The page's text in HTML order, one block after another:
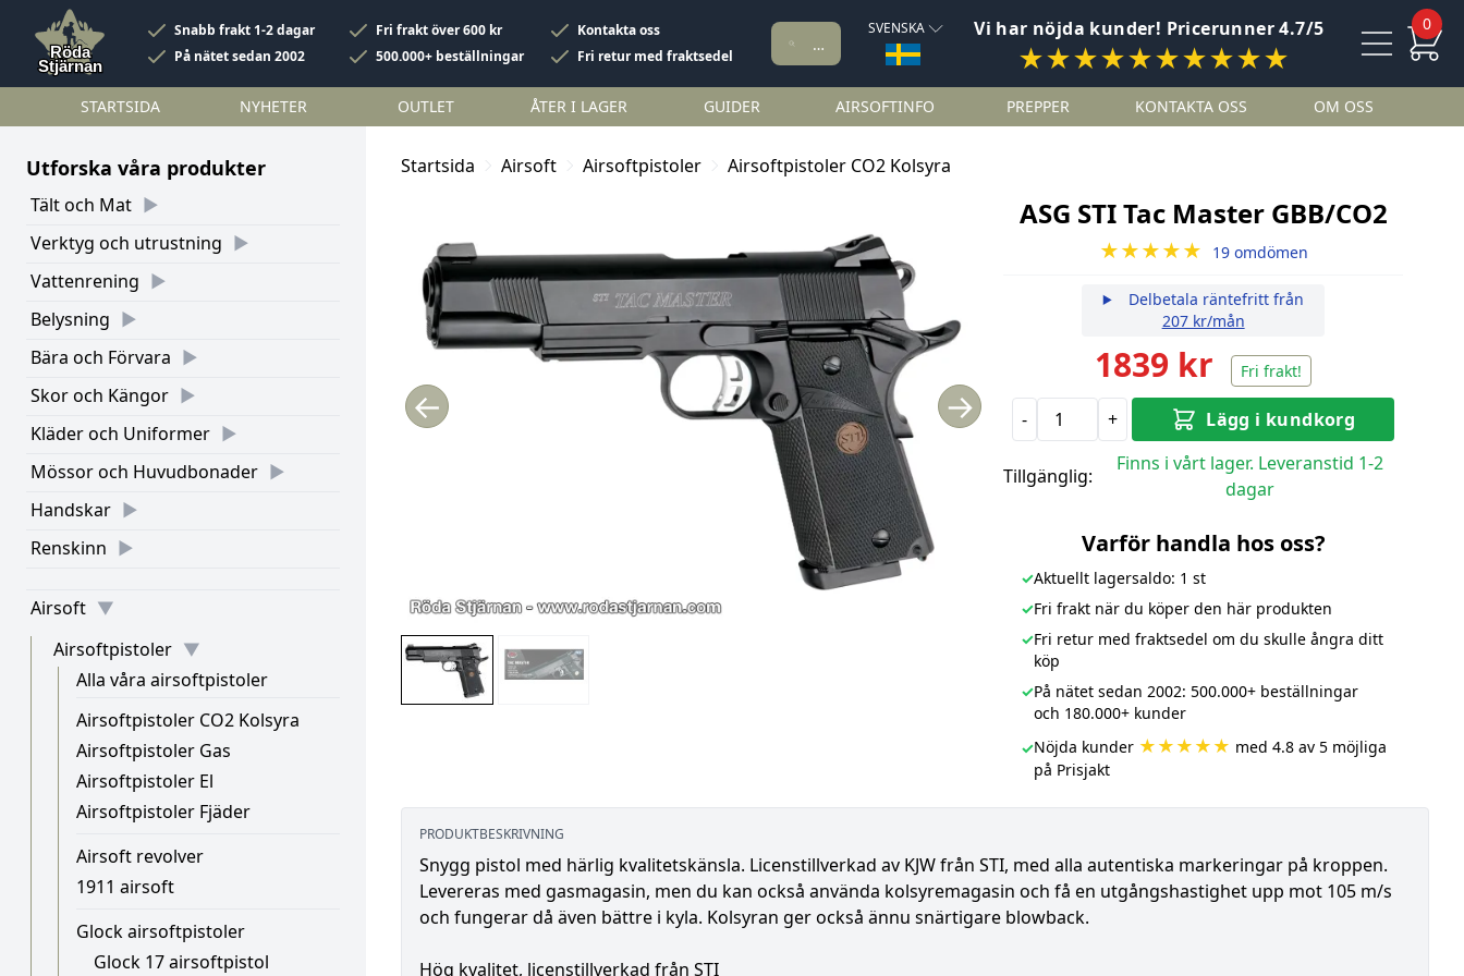
Snabb frakt 1-2 dagar Fri frakt över 600 kr
Kontakta oss
På nätet sedan 2002
500.000+ beställningar Fri retur med fraktsedel
SVENSKA Vi har nöjda kunder! Pricerunner 4.7/5
★★★★★★★★★★
0
STARTSIDA NYHETER OUTLET ÅTER I LAGER GUIDER AIRSOFTINFO PREPPER KONTAKTA OSS OM OSS
Utforska våra produkter
Tält och Mat
Verktyg och utrustning
Vattenrening
Belysning
Bära och Förvara
Skor och Kängor
Kläder och Uniformer
Mössor och Huvudbonader
Handskar
Renskinn
Airsoft
Airsoftpistoler
Alla våra airsoftpistoler
Airsoftpistoler CO2 Kolsyra
Airsoftpistoler Gas
Airsoftpistoler El
Airsoftpistoler Fjäder
Airsoft revolver
1911 airsoft
Glock airsoftpistoler
Glock 17 airsoftpistol
Startsida Airsoft Airsoftpistoler Airsoftpistoler CO2 Kolsyra
← →
ASG STI Tac Master GBB/CO2
★★★★★ 19 omdömen
Delbetala räntefritt från
207 kr/mån
1839 kr Fri frakt!
- + Lägg i kundkorg
Tillgänglig:
Finns i vårt lager. Leveranstid 1-2
dagar
Varför handla hos oss?
✓Aktuellt lagersaldo: 1 st
✓Fri frakt när du köper den här produkten
✓Fri retur med fraktsedel om du skulle ångra ditt
köp
✓På nätet sedan 2002: 500.000+ beställningar
och 180.000+ kunder
✓Nöjda kunder ★★★★★ med 4.8 av 5 möjliga
på Prisjakt
PRODUKTBESKRIVNING
Snygg pistol med härlig kvalitetskänsla. Licenstillverkad av KJW från STI, med alla autentiska markeringar på kroppen.
Levereras med gasmagasin, men du kan också använda kolsyremagasin och få en utgångshastighet upp mot 105 m/s
och fungerar då även bättre i kyla. Kolsyran ger också ännu snärtigare blowback.
Hög kvalitet, licenstillverkad från STI